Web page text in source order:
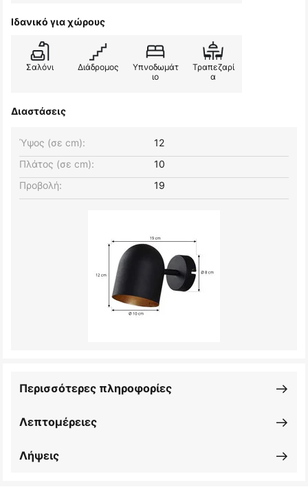
Ιδανικό για χώρους
Σαλόνι Διάδρομος
Υπνοδωμάτ
ιο
Τραπεζαρί
α
Διαστάσεις
Πλάτος (σε cm): 10
Ύψος (σε cm): 12
Προβολή: 19
Λεπτομέρειες
Περισσότερες πληροφορίες
Λήψεις